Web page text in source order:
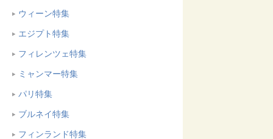
ウィーン特集
エジプト特集
フィレンツェ特集
ミャンマー特集
パリ特集
ブルネイ特集
フィンランド特集